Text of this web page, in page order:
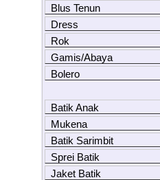
Blus Tenun
Dress
Rok
Gamis/Abaya
Bolero
Batik Anak
Mukena
Batik Sarimbit
Sprei Batik
Jaket Batik